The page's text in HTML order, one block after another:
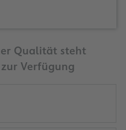
Qualität steht
Verfügung